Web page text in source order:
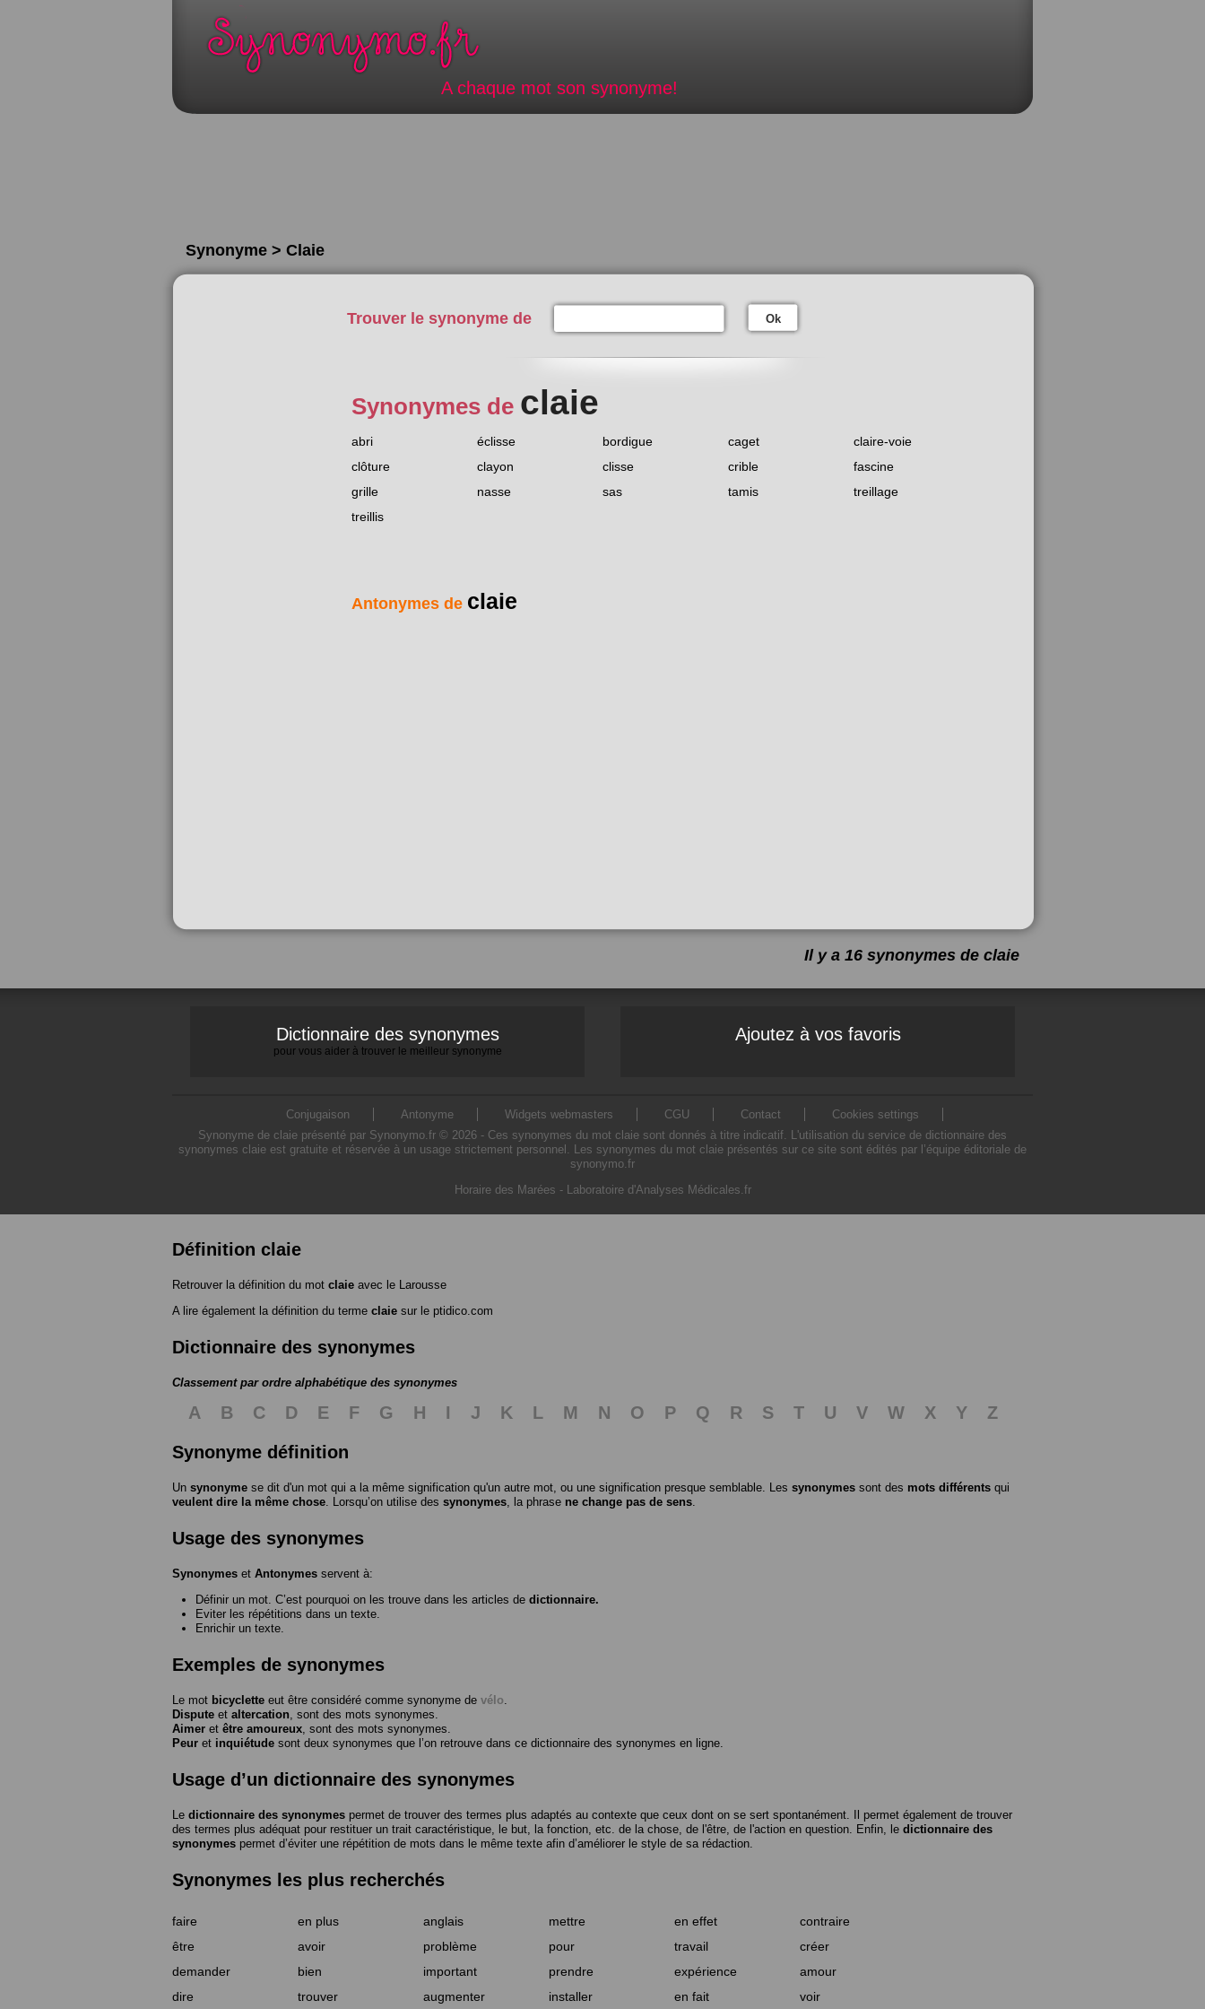
A chaque mot son synonyme!
Synonyme > Claie
Trouver le synonyme de Ok
Synonymes de claie
abri éclisse bordigue caget
claire-voie
clôture
clayon clisse crible
fascine
grille
nasse sas tamis
treillage
treillis
Antonymes de claie
Il y a 16 synonymes de claie
Dictionnaire des synonymes
pour vous aider à trouver le meilleur synonyme
Ajoutez à vos favoris
Conjugaison Antonyme Widgets webmasters CGU Contact
Cookies settings
Synonyme de claie présenté par Synonymo.fr © 2026 - Ces synonymes du mot claie sont donnés à titre indicatif. L'utilisation du service de dictionnaire des
synonymes claie est gratuite et réservée à un usage strictement personnel. Les synonymes du mot claie présentés sur ce site sont édités par l’équipe éditoriale de
synonymo.fr
Horaire des Marées - Laboratoire d'Analyses Médicales.fr
Définition claie
Retrouver la définition du mot claie avec le Larousse
A lire également la définition du terme claie sur le ptidico.com
Dictionnaire des synonymes
Classement par ordre alphabétique des synonymes
A B C D E F G H I J K L M N O P Q R S T U V W X Y
Z
Synonyme définition
Un synonyme se dit d'un mot qui a la même signification qu'un autre mot, ou une signification presque semblable. Les synonymes sont des mots différents qui
veulent dire la même chose . Lorsqu’on utilise des synonymes , la phrase ne change pas de sens
Usage des synonymes
Synonymes et Antonymes servent à:
Définir un mot. C’est pourquoi on les trouve dans les articles de dictionnaire.
Eviter les répétitions dans un texte.
Enrichir un texte.
Exemples de synonymes
Le mot bicyclette eut être considéré comme synonyme de vélo
Dispute et altercation , sont des mots synonymes.
Aimer et être amoureux , sont des mots synonymes.
Peur et inquiétude sont deux synonymes que l’on retrouve dans ce dictionnaire des synonymes en ligne.
Usage d’un dictionnaire des synonymes
Le dictionnaire des synonymes permet de trouver des termes plus adaptés au contexte que ceux dont on se sert spontanément. Il permet également de trouver
des termes plus adéquat pour restituer un trait caractéristique, le but, la fonction, etc. de la chose, de l'être, de l'action en question. Enfin, le dictionnaire des
synonymes permet d’éviter une répétition de mots dans le même texte afin d’améliorer le style de sa rédaction.
Synonymes les plus recherchés
faire en plus anglais mettre en effet
contraire
être
avoir problème pour travail
créer
demander
bien important prendre expérience
amour
dire
trouver augmenter installer en fait voir